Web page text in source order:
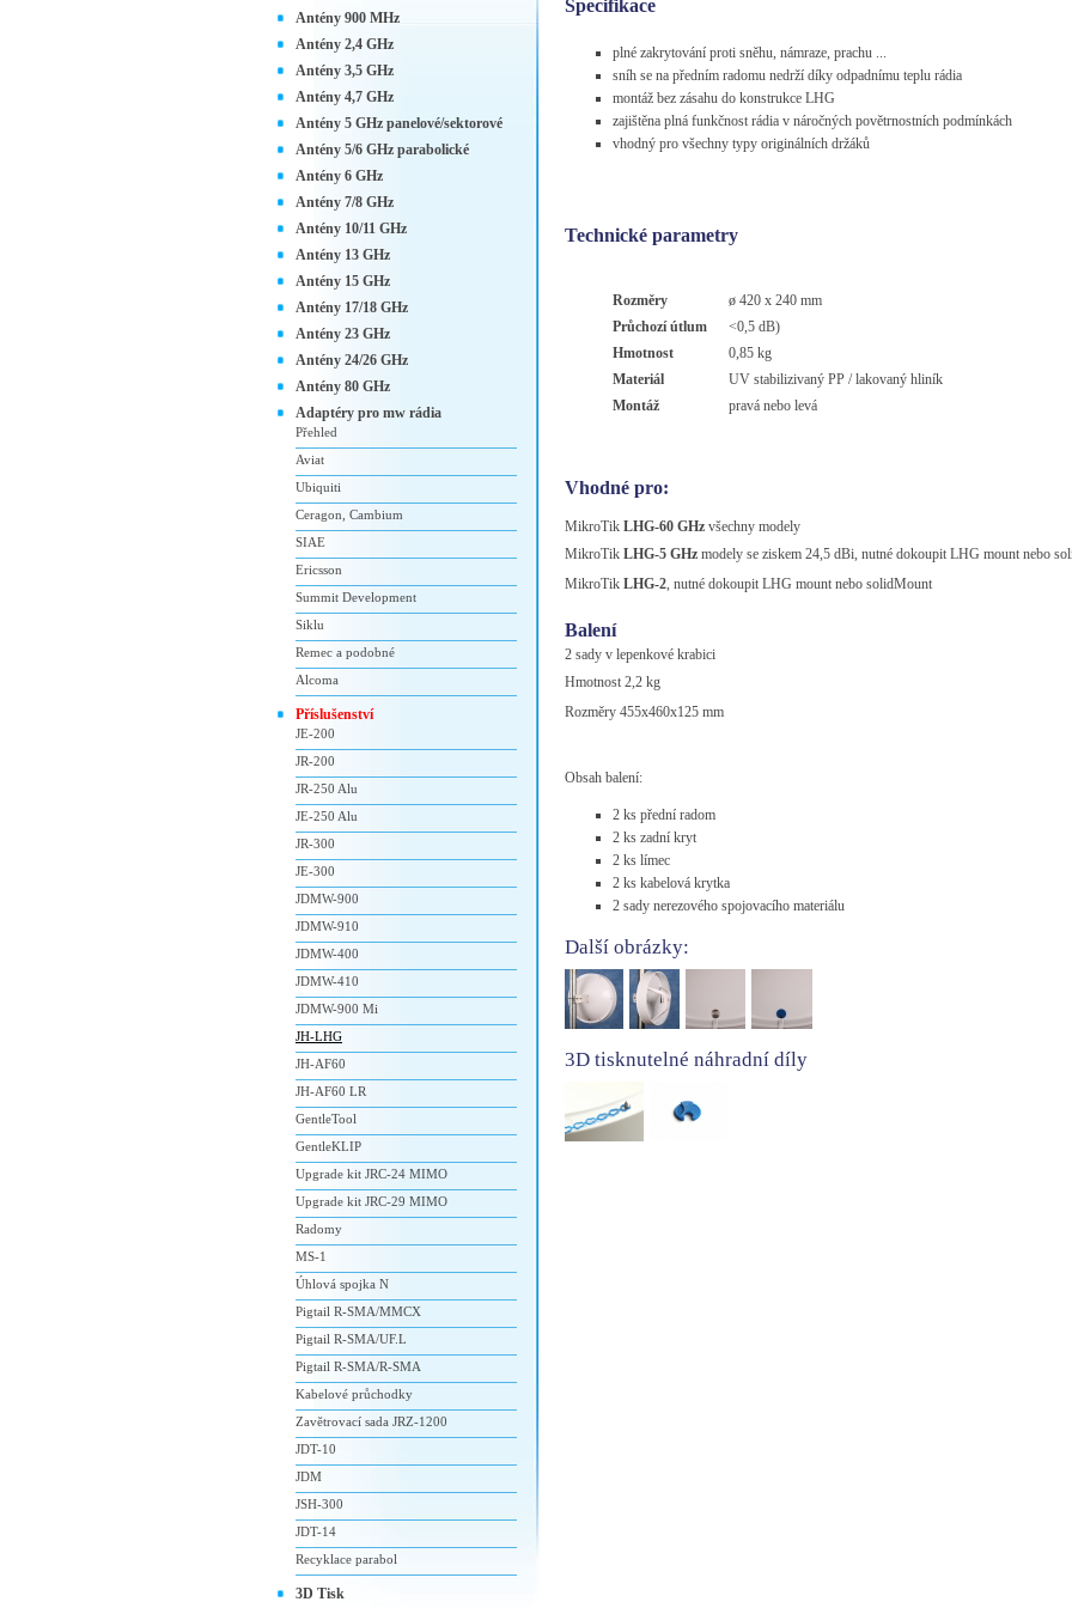
Specifikace
plné zakrytování proti sněhu, námraze, prachu ...
sníh se na předním radomu nedrží díky odpadnímu teplu rádia
montáž bez zásahu do konstrukce LHG
zajištěna plná funkčnost rádia v náročných povětrnostních podmínkách
vhodný pro všechny typy originálních držáků
Technické parametry
Rozměry
ø 420 x 240 mm
Průchozí útlum
<0,5 dB)
Hmotnost
0,85 kg
Materiál
UV stabilizivaný PP / lakovaný hliník
Montáž
pravá nebo levá
Vhodné pro:
MikroTik LHG-60 GHz všechny modely
MikroTik LHG-5 GHz modely se ziskem 24,5 dBi, nutné dokoupit LHG mount nebo
MikroTik LHG-2, nutné dokoupit LHG mount nebo solidMount
Balení
2 sady v lepenkové krabici
Hmotnost 2,2 kg
Rozměry 455x460x125 mm
Obsah balení:
2 ks přední radom
2 ks zadní kryt
2 ks límec
2 ks kabelová krytka
2 sady nerezového spojovacího materiálu
Další obrázky:
3D tisknutelné náhradní díly
Antény 900 MHz
Antény 2,4 GHz
Antény 3,5 GHz
Antény 4,7 GHz
Antény 5 GHz panelové/sektorové
Antény 5/6 GHz parabolické
Antény 6 GHz
Antény 7/8 GHz
Antény 10/11 GHz
Antény 13 GHz
Antény 15 GHz
Antény 17/18 GHz
Antény 23 GHz
Antény 24/26 GHz
Antény 80 GHz
Adaptéry pro mw rádia
Přehled
Aviat
Ubiquiti
Ceragon, Cambium
SIAE
Ericsson
Summit Development
Siklu
Remec a podobné
Alcoma
Příslušenství
JE-200
JR-200
JR-250 Alu
JE-250 Alu
JR-300
JE-300
JDMW-900
JDMW-910
JDMW-400
JDMW-410
JDMW-900 Mi
JH-LHG
JH-AF60
JH-AF60 LR
GentleTool
GentleKLIP
Upgrade kit JRC-24 MIMO
Upgrade kit JRC-29 MIMO
Radomy
MS-1
Úhlová spojka N
Pigtail R-SMA/MMCX
Pigtail R-SMA/UF.L
Pigtail R-SMA/R-SMA
Kabelové průchodky
Zavětrovací sada JRZ-1200
JDT-10
JDM
JSH-300
JDT-14
Recyklace parabol
3D Tisk